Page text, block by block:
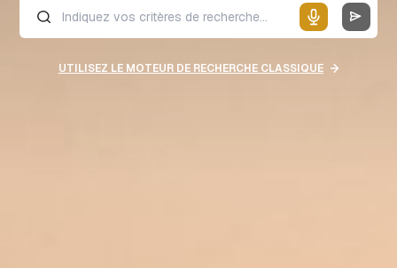
UTILISEZ LE MOTEUR DE RECHERCHE CLASSIQUE